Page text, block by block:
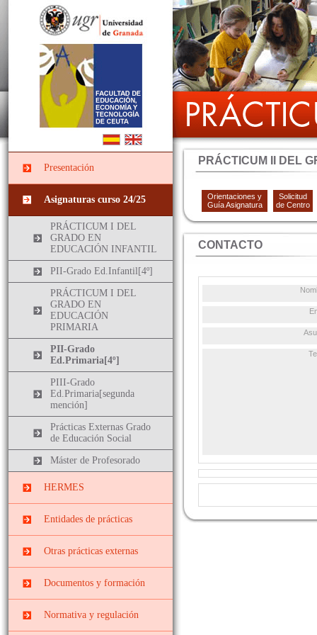
Presentación
Asignaturas curso 24/25
PRÁCTICUM I DEL
GRADO EN
EDUCACIÓN INFANTIL
PII-Grado Ed.Infantil[4º]
PRÁCTICUM I DEL
GRADO EN
EDUCACIÓN
PRIMARIA
PII-Grado
Ed.Primaria[4º]
PIII-Grado
Ed.Primaria[segunda
mención]
Prácticas Externas Grado
de Educación Social
Máster de Profesorado
HERMES
Entidades de prácticas
Instituciones
socieducativas
Centros docentes
Otras prácticas externas
Prácticas
EXTRACURRICULARES
Prácticas ERASMUS
Documentos y formación
Cursos, congresos y
jornadas
Normativa y regulación
PRÁCTICUM II DEL
Orientaciones y
Guía Asignatura
Solicitud
de Centro
CONTACTO